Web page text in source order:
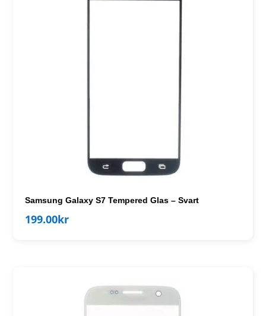
Samsung Galaxy S7 Tempered Glas – Svart
199.00kr